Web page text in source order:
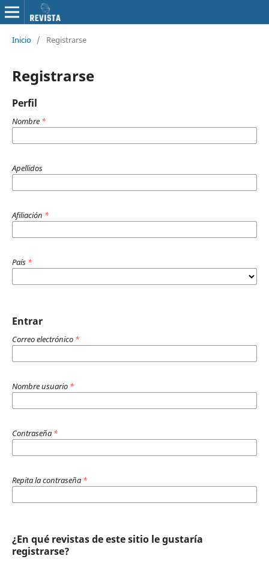
Inicio / Registrarse
Registrarse
Perfil
Nombre *
Apellidos
Afiliación *
País *
Entrar
Correo electrónico *
Nombre usuario *
Contraseña *
Repita la contraseña *
¿En qué revistas de este sitio le gustaría
registrarse?